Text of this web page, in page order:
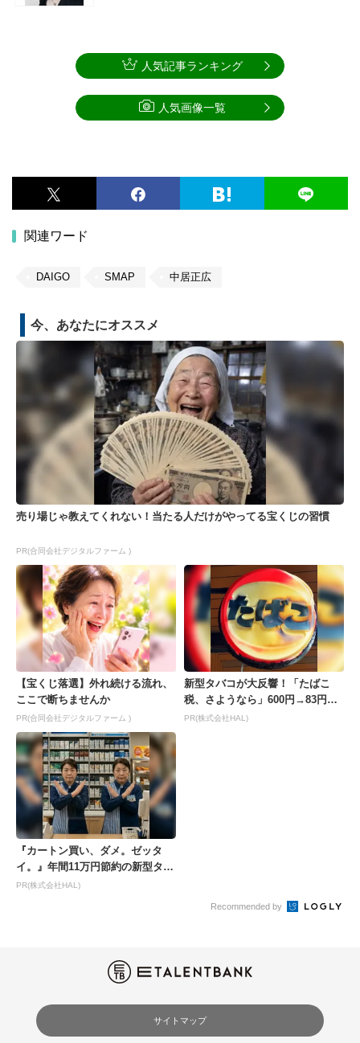
関連ワード
DAIGO SMAP 中居正広
人気記事ランキング
人気画像一覧
今、あなたにオススメ
売り場じゃ教えてくれない！当たる人だけがやってる宝くじの習慣
PR(合同会社デジタルファーム )
【宝くじ落選】外れ続ける流れ、
ここで断ちませんか
PR(合同会社デジタルファーム )
新型タバコが大反響！「たばこ
税、さようなら」600円→83円の
新型が爆売れ
PR(株式会社HAL)
『カートン買い、ダメ。ゼッタ
イ。』年間11万円節約の新型タバ
コが爆売れ
PR(株式会社HAL)
Recommended by
サイトマップ